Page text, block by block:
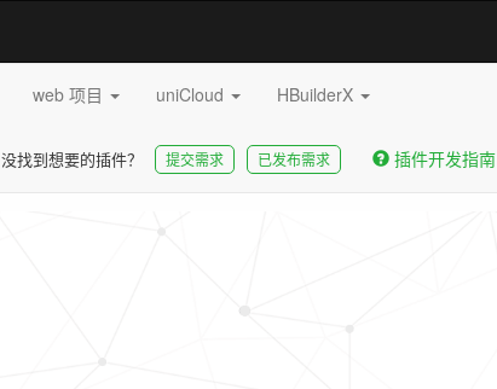
web 项目 uniCloud HBuilderX
没找到想要的插件？ 提交需求 已发布需求 插件开发指南